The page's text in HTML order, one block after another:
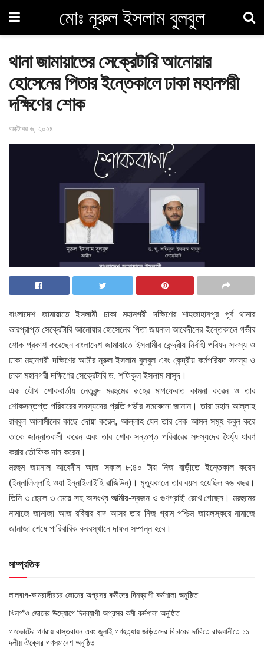
মোঃ নূরুল ইসলাম বুলবুল
থানা জামায়াতের সেক্রেটারি আনোয়ার
হোসেনের পিতার ইন্তেকালে ঢাকা মহানগরী
দক্ষিণের শোক
অক্টোবর ৬, ২০২৪
বাংলাদেশ জামায়াতে ইসলামী ঢাকা মহানগরী দক্ষিণের শাহজাহানপুর পূর্ব থানার
ভারপ্রাপ্ত সেক্রেটারি আনোয়ার হোসেনের পিতা জয়নাল আবেদীনের ইন্তেকালে গভীর
শোক প্রকাশ করেছেন বাংলাদেশ জামায়াতে ইসলামীর কেন্দ্রীয় নির্বাহী পরিষদ সদস্য ও
ঢাকা মহানগরী দক্ষিণের আমীর নূরুল ইসলাম বুলবুল এবং কেন্দ্রীয় কর্মপরিষদ সদস্য ও
ঢাকা মহানগরী দক্ষিণের সেক্রেটারি ড. শফিকুল ইসলাম মাসুদ।
এক যৌথ শোকবার্তায় নেতৃবৃন্দ মরহুমের রূহের মাগফেরাত কামনা করেন ও তার
শোকসন্তপ্ত পরিবারের সদস্যদের প্রতি গভীর সমবেদনা জানান। তারা মহান আল্লাহ
রাব্বুল আলামীনের কাছে দোয়া করেন, আল্লাহ যেন তার নেক আমল সমূহ কবুল করে
তাকে জান্নাতবাসী করেন এবং তার শোক সন্তপ্ত পরিবারের সদস্যদের ধৈর্য্য ধারণ
করার তৌফিক দান করেন।
মরহুম জয়নাল আবেদীন আজ সকাল ৮:৪০ টায় নিজ বাড়ীতে ইন্তেকাল করেন
(ইন্নালিল্লাহি ওয়া ইন্নাইলাইহি রাজিউন)। মৃত্যুকালে তার বয়স হয়েছিল ৭৬ বছর।
তিনি ৩ ছেলে ৩ মেয়ে সহ অসংখ্য আত্মীয়-স্বজন ও গুণগ্রাহী রেখে গেছেন। মরহুমের
নামাজে জানাজা আজ রবিবার বাদ আসর তার নিজ গ্রাম পশ্চিম জায়লস্করে নামাজে
জানাজা শেষে পারিবারিক কবরস্থানে দাফন সম্পন্ন হবে।
সাম্প্রতিক
লালবাগ-কামরাঙ্গীরচর জোনের অগ্রসর কর্মীদের দিনব্যাপী কর্মশালা অনুষ্ঠিত
খিলগাঁও জোনের উদ্যোগে দিনব্যাপী অগ্রসর কর্মী কর্মশালা অনুষ্ঠিত
গণভোটের গণরায় বাস্তবায়ন এবং জুলাই গণহত্যায় জড়িতদের বিচারের দাবিতে রাজধানীতে ১১
দলীয় ঐক্যের গণসমাবেশ অনুষ্ঠিত